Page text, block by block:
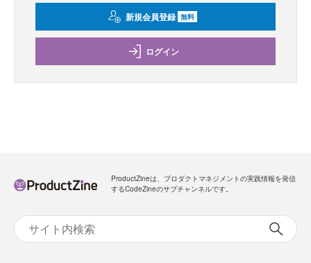
新規会員登録 無料
ログイン
ProductZineは、プロダクトマネジメントの実践情報を発信
するCodeZineのサブチャンネルです。